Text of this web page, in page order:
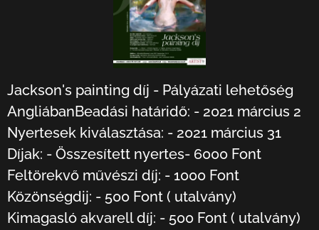
Jackson's painting díj - Pályázati lehetőség
AngliábanBeadási határidő: - 2021 március 2
Nyertesek kiválasztása: - 2021 március 31
Díjak: - Összesített nyertes- 6000 Font
Feltörekvő művészi díj: - 1000 Font
Közönségdij: - 500 Font ( utalvány)
Kimagasló akvarell díj: - 500 Font ( utalvány)